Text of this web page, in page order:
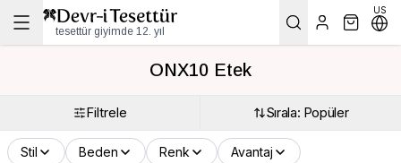
tesettür giyimde 12. yıl
US
ONX10 Etek
Filtrele Sırala: Popüler
Stil Beden Renk Avantaj